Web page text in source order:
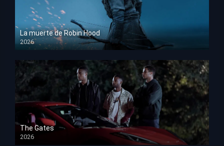
La muerte de Robin Hood
2026
HD 1080p
The Gates
2026
HD 1080p